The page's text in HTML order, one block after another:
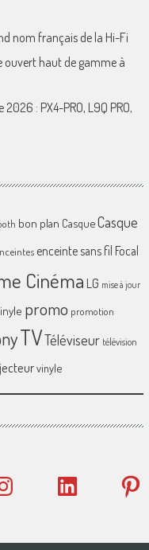
nom français de la Hi-Fi
ouvert haut de gamme à
: PX4-PRO, L9Q PRO,
bon plan CasqueCasque
enceinte sans fil Focal
Cinéma LG mise à jour
promo promotion
TVTéléviseur télévision
vinyle
LinkedIn